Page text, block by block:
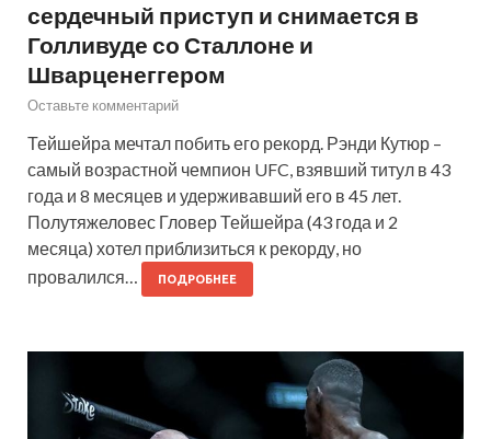
сердечный приступ и снимается в
Голливуде со Сталлоне и
Шварценеггером
Оставьте комментарий
Тейшейра мечтал побить его рекорд. Рэнди Кутюр –
самый возрастной чемпион UFC, взявший титул в 43
года и 8 месяцев и удерживавший его в 45 лет.
Полутяжеловес Гловер Тейшейра (43 года и 2
месяца) хотел приблизиться к рекорду, но
провалился…
ПОДРОБНЕЕ